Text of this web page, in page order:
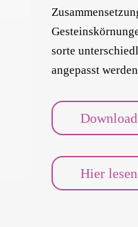
sorte
angepasst
Download
Hier lesen